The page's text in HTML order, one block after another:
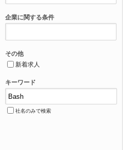
企業に関する条件
その他
新着求人
キーワード
社名のみで検索